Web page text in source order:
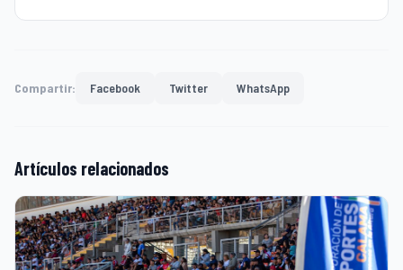
Compartir: Facebook Twitter WhatsApp
Artículos relacionados